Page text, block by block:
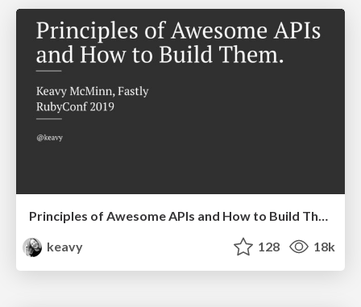
Principles of Awesome APIs and How to Build Them.
keavy
128 18k